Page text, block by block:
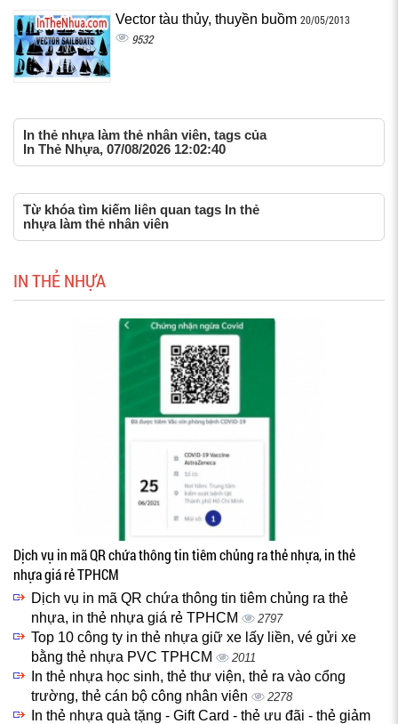
Vector tàu thủy, thuyền buồm 20/05/2013
9532
In thẻ nhựa làm thẻ nhân viên, tags của
In Thẻ Nhựa, 07/08/2026 12:02:40
Từ khóa tìm kiếm liên quan tags In thẻ
nhựa làm thẻ nhân viên
IN THẺ NHỰA
Dịch vụ in mã QR chứa thông tin tiêm chủng ra thẻ nhựa, in thẻ
nhựa giá rẻ TPHCM
Dịch vụ in mã QR chứa thông tin tiêm chủng ra thẻ
nhựa, in thẻ nhựa giá rẻ TPHCM
2797
Top 10 công ty in thẻ nhựa giữ xe lấy liền, vé gửi xe
bằng thẻ nhựa PVC TPHCM
2011
In thẻ nhựa học sinh, thẻ thư viện, thẻ ra vào cổng
trường, thẻ cán bộ công nhân viên
2278
In thẻ nhựa quà tặng - Gift Card - thẻ ưu đãi - thẻ giảm